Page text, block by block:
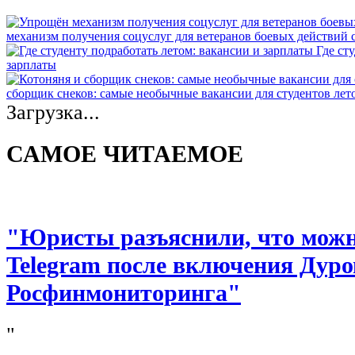
механизм получения соцуслуг для ветеранов боевых действий
Где
зарплаты
сборщик снеков: самые необычные вакансии для студентов
Загрузка...
САМОЕ ЧИТАЕМОЕ
"Юристы разъяснили, что
Telegram после включения
Росфинмониторинга"
"